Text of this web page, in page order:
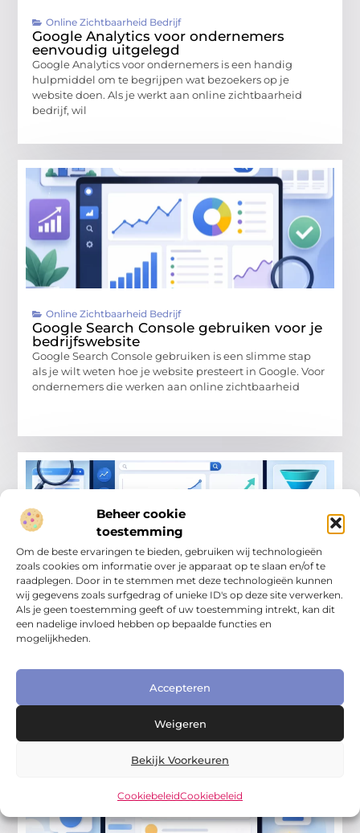
Beheer cookie
toestemming
Om de beste ervaringen te bieden, gebruiken wij technologieën
zoals cookies om informatie over je apparaat op te slaan en/of te
raadplegen. Door in te stemmen met deze technologieën kunnen
wij gegevens zoals surfgedrag of unieke ID's op deze site verwerken.
Als je geen toestemming geeft of uw toestemming intrekt, kan dit
een nadelige invloed hebben op bepaalde functies en
mogelijkheden.
Accepteren
Weigeren
Bekijk Voorkeuren
CookiebeleidCookiebeleid
Online Zichtbaarheid Bedrijf
Google Analytics voor ondernemers
eenvoudig uitgelegd
Google Analytics voor ondernemers is een handig
hulpmiddel om te begrijpen wat bezoekers op je
website doen. Als je werkt aan online zichtbaarheid
bedrijf, wil
Online Zichtbaarheid Bedrijf
Google Search Console gebruiken voor je
bedrijfswebsite
Google Search Console gebruiken is een slimme stap
als je wilt weten hoe je website presteert in Google. Voor
ondernemers die werken aan online zichtbaarheid
Online Zichtbaarheid Bedrijf
Online vindbaarheid meten: welke cijfers
zijn belangrijk?
Online vindbaarheid meten is nodig als je wilt weten of